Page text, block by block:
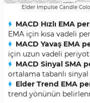
Elder Impulse Candle
MACD Hızlı EMA
EMA için kısa vadeli
MACD Yavaş EMA
için uzun vadeli periyot
MACD Sinyal SMA
ortalama tabanlı
Elder Trend EMA
trend yönünün